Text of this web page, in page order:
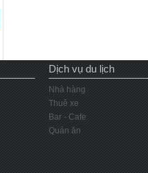
Dịch vụ du lịch
Nhà hàng
Thuê xe
Bar - Cafe
Quán ăn